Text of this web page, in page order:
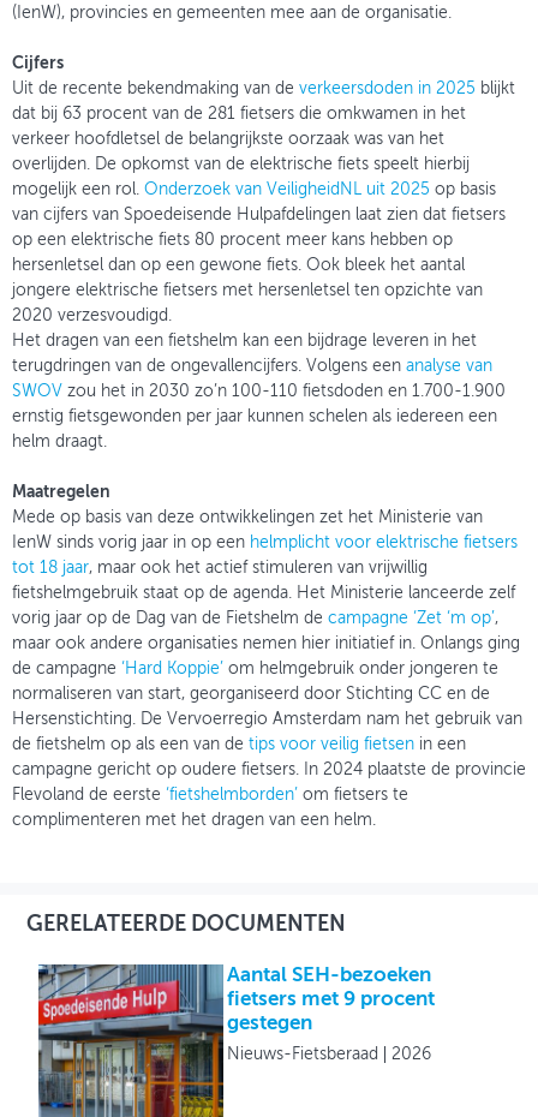
(IenW), provincies en gemeenten mee aan de organisatie.
Cijfers
Uit de recente bekendmaking van de verkeersdoden in 2025 blijkt
dat bij 63 procent van de 281 fietsers die omkwamen in het
verkeer hoofdletsel de belangrijkste oorzaak was van het
overlijden. De opkomst van de elektrische fiets speelt hierbij
mogelijk een rol. Onderzoek van VeiligheidNL uit 2025 op basis
van cijfers van Spoedeisende Hulpafdelingen laat zien dat fietsers
op een elektrische fiets 80 procent meer kans hebben op
hersenletsel dan op een gewone fiets. Ook bleek het aantal
jongere elektrische fietsers met hersenletsel ten opzichte van
2020 verzesvoudigd.
Het dragen van een fietshelm kan een bijdrage leveren in het
terugdringen van de ongevallencijfers. Volgens een analyse van
SWOV zou het in 2030 zo’n 100-110 fietsdoden en 1.700-1.900
ernstig fietsgewonden per jaar kunnen schelen als iedereen een
helm draagt.
Maatregelen
Mede op basis van deze ontwikkelingen zet het Ministerie van
IenW sinds vorig jaar in op een helmplicht voor elektrische fietsers
tot 18 jaar, maar ook het actief stimuleren van vrijwillig
fietshelmgebruik staat op de agenda. Het Ministerie lanceerde zelf
vorig jaar op de Dag van de Fietshelm de campagne ‘Zet ‘m op’,
maar ook andere organisaties nemen hier initiatief in. Onlangs ging
de campagne ‘Hard Koppie’ om helmgebruik onder jongeren te
normaliseren van start, georganiseerd door Stichting CC en de
Hersenstichting. De Vervoerregio Amsterdam nam het gebruik van
de fietshelm op als een van de tips voor veilig fietsen in een
campagne gericht op oudere fietsers. In 2024 plaatste de provincie
Flevoland de eerste ‘fietshelmborden’ om fietsers te
complimenteren met het dragen van een helm.
GERELATEERDE DOCUMENTEN
Aantal SEH-bezoeken
fietsers met 9 procent
gestegen
Nieuws-Fietsberaad 2026